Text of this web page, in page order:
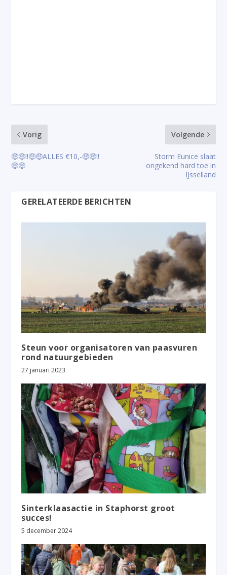
Vorig
🤑🤑‼️🤑🤑ALLES €10,-🤑🤑‼️
🤑🤑
Volgende
Storm Eunice slaat
ongekend hard toe in
IJsselland
GERELATEERDE BERICHTEN
Steun voor organisatoren van paasvuren
rond natuurgebieden
27 januari 2023
Sinterklaasactie in Staphorst groot
succes!
5 december 2024